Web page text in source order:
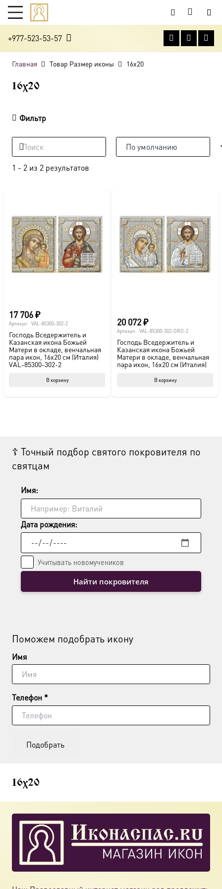
+977-523-53-57
Главная Товар Размер иконы 16х20
16х20
Фильтр
1 - 2 из 2 результатов
17 706₽
Артикул: VAL-85300-302-2
Господь Вседержитель и
Казанская икона Божьей
Матери в окладе, венчальная
пара икон, 16х20 см (Италия)
VAL-85300-302-2
В корзину
20 072₽
Артикул: VAL-85300-302-ORO-2
Господь Вседержитель и
Казанская икона Божьей
Матери в окладе, венчальная
пара икон, 16х20 см (Италия)
В корзину
☦ Точный подбор святого покровителя по
святцам
Имя:
Дата рождения:
Учитывать новомучеников
Найти покровителя
Поможем подобрать икону
Имя
Телефон *
Подобрать
16х20